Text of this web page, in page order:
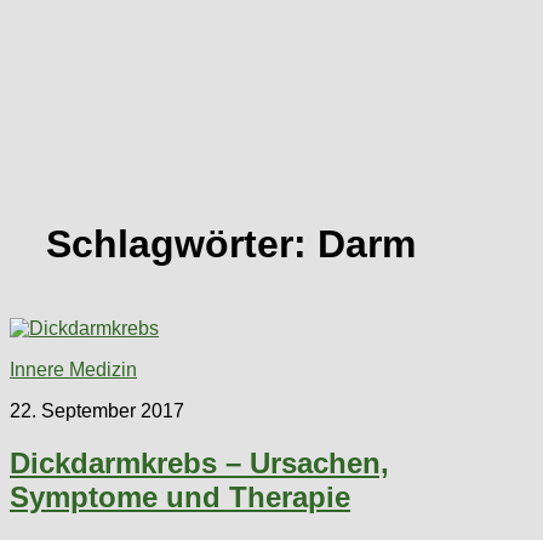
Schlagwörter: Darm
Innere Medizin
22. September 2017
Dickdarmkrebs – Ursachen,
Symptome und Therapie